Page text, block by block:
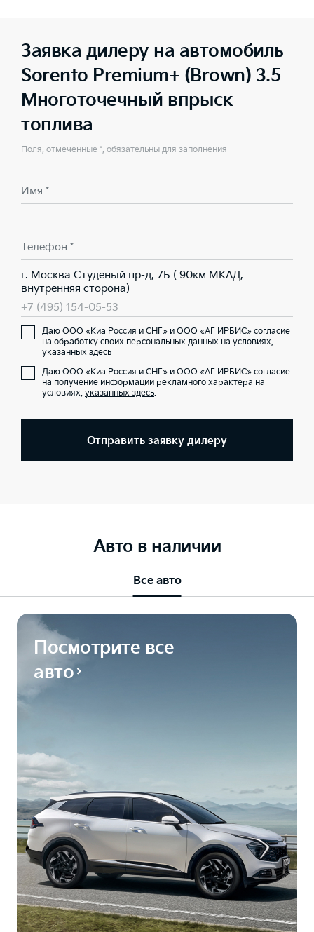
Заявка дилеру на автомобиль
Sorento Premium+ (Brown) 3.5
Многоточечный впрыск
топлива
Поля, отмеченные *, обязательны для заполнения
Имя *
Телефон *
г. Москва Студеный пр-д, 7Б ( 90км МКАД,
внутренняя сторона)
+7 (495) 154-05-53
Даю ООО «Киа Россия и СНГ» и ООО «АГ ИРБИС» согласие
на обработку своих персональных данных на условиях,
указанных здесь
Даю ООО «Киа Россия и СНГ» и ООО «АГ ИРБИС» согласие
на получение информации рекламного характера на
условиях, указанных здесь.
Отправить заявку дилеру
Авто в наличии
Все авто
Посмотрите все
авто